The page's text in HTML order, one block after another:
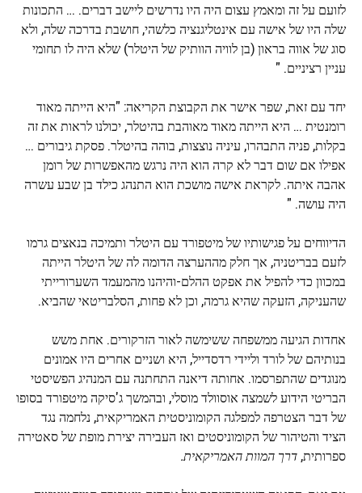
לזועם על זה ומאמץ עצום היה היו נדרשים ליישב דברים. … התכונות
שלה היו של אישה עם אינטליגנציה כלשהי, חושבת בדרכה שלה, ולא
סוג של אווה בראון (בן לוויה הוותיק של היטלר) שלא היה לו תחומי
עניין רציניים. "
יחד עם זאת, שפר אישר את הקבוצת הקריאה: "היא הייתה מאוד
רומנטית … היא הייתה מאוד מאוהבת בהיטלר, יכולנו לראות את זה
בקלות, פניה התבהרו, עיניה נוצצות, בוהה בהיטלר. פסקת גיבורים …
אפילו אם שום דבר לא קרה הוא היה נרגש מהאפשרות של רומן
אהבה איתה. לקראת אישה מושכת הוא התנהג כילד בן שבע עשרה
היה עושה. "
הדיווחים על פגישותיו של מיטפורד עם היטלר ותמיכה בנאצים גרמו
לזעם בבריטניה, אך חלק מההערצה הדומה לה של היטלר הייתה
במכוון כדי להפיל את אפקט ההלם-והיהנו מהמעמד השערורייתי
שהעניקה, הזעקה שהיא גרמה, וכן לא פחות, הסלבריטאי שהביא.
אחדות הגיעה ממשפחה ששימשה לאור הזרקורים. אחת משש
בנותיהם של לורד וליידי רדסדייל, היא ושניים אחרים היו אמונים
מנוגדים שהתפרסמו. אחותה דיאנה התחתנה עם המנהיג הפשיסטי
הבריטי הידוע לשמצה אוסוולד מוסלי, ובהמשך ג'סיקה מיטפורד בסופו
של דבר הצטרפה למפלגה הקומוניסטית האמריקאית, נלחמה נגד
הציד והטיהור של הקומוניסטים ואז העבירה יצירת מופת של סאטירה
ספרותית, דרך המוות האמריקאית.